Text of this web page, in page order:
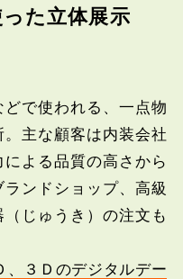
た立体展示
で使われる、一点物
主な顧客は内装会社
よる品質の高さから
ンドショップ、高級
じゅうき）の注文も
、３Ｄのデジタルデー